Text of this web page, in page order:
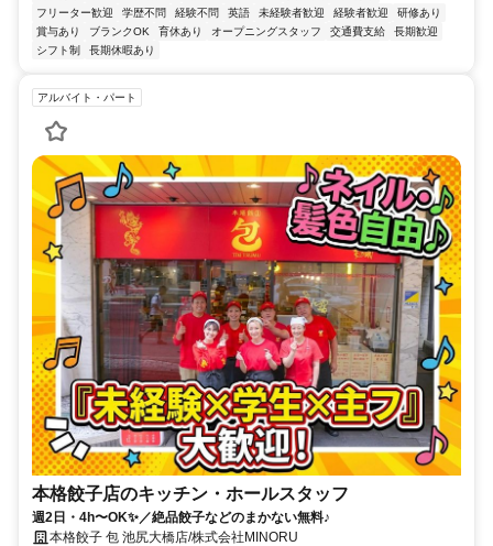
フリーター歓迎
学歴不問 経験不問 英語 未経験者歓迎 経験者歓迎
研修あり
賞与あり
ブランクOK 育休あり オープニングスタッフ 交通費支給
長期歓迎
シフト制
長期休暇あり
アルバイト・パート
本格餃子店のキッチン・ホールスタッフ
週2日・4h〜OK✨／絶品餃子などのまかない無料♪
本格餃子 包 池尻大橋店/株式会社MINORU